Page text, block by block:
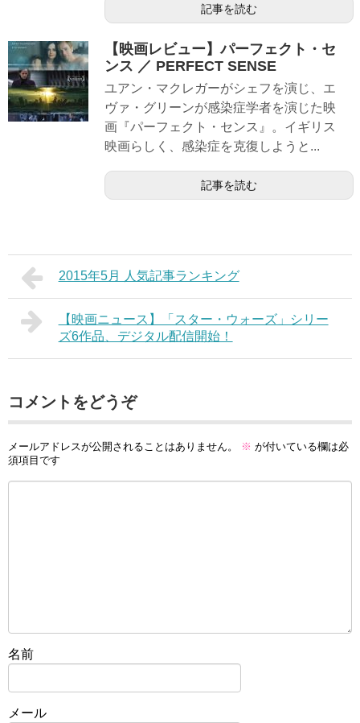
記事を読む
【映画レビュー】パーフェクト・セ
ンス ／ PERFECT SENSE
ユアン・マクレガーがシェフを演じ、エ
ヴァ・グリーンが感染症学者を演じた映
画『パーフェクト・センス』。イギリス
映画らしく、感染症を克復しようと...
記事を読む
2015年5月 人気記事ランキング
【映画ニュース】「スター・ウォーズ」シリー
ズ6作品、デジタル配信開始！
コメントをどうぞ
メールアドレスが公開されることはありません。 ※ が付いている欄は必
須項目です
名前
メール